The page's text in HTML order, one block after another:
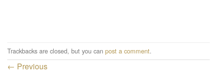
Trackbacks are closed, but you can post a comment.
← Previous